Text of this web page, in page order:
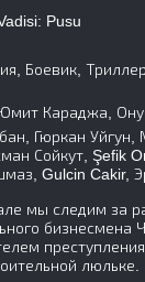
Pusu
Боевик,
Караджа,
Гюркан
Сойкут, Şefik
Gulcin Cakir,
мы следим за
бизнесмена